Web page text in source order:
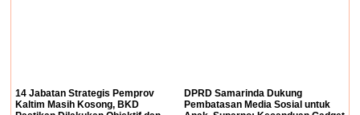
14 Jabatan Strategis Pemprov
Kaltim Masih Kosong, BKD
DPRD Samarinda Dukung
Pembatasan Media Sosial untuk